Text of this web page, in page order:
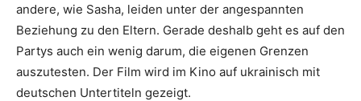
andere, wie Sasha, leiden unter der angespannten
Beziehung zu den Eltern. Gerade deshalb geht es auf den
Partys auch ein wenig darum, die eigenen Grenzen
auszutesten. Der Film wird im Kino auf ukrainisch mit
deutschen Untertiteln gezeigt.